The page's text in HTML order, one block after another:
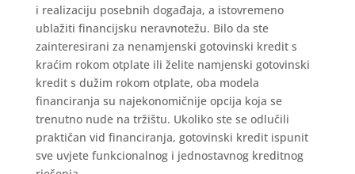
i realizaciju posebnih događaja, a istovremeno
ublažiti financijsku neravnotežu. Bilo da ste
zainteresirani za nenamjenski gotovinski kredit s
kraćim rokom otplate ili želite namjenski gotovinski
kredit s dužim rokom otplate, oba modela
financiranja su najekonomičnije opcija koja se
trenutno nude na tržištu. Ukoliko ste se odlučili
praktičan vid financiranja, gotovinski kredit ispunit
sve uvjete funkcionalnog i jednostavnog kreditnog